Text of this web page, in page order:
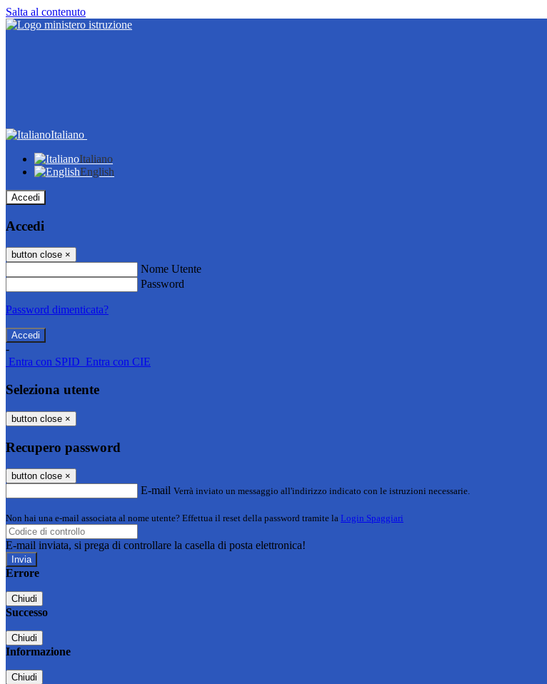
Salta al contenuto
Italiano
Italiano
English
Accedi
Accedi
button close ×
Nome Utente
Password
Password dimenticata?
-
Entra con SPID Entra con CIE
Seleziona utente
button close ×
Recupero password
button close ×
E-mail Verrà inviato un messaggio all'indirizzo indicato con le istruzioni necessarie.
Non hai una e-mail associata al nome utente? Effettua il reset della password tramite la Login Spaggiari
E-mail inviata, si prega di controllare la casella di posta elettronica!
Errore
Chiudi
Successo
Chiudi
Informazione
Chiudi